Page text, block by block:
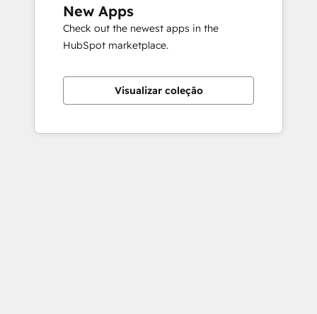
New Apps
Check out the newest apps in the
HubSpot marketplace.
Visualizar coleção